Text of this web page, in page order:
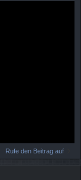
Rufe den Beitrag auf